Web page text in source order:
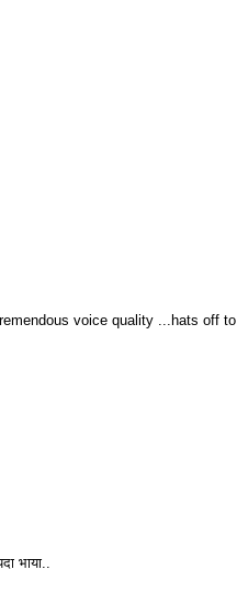
voice quality ...hats off to
भाया..